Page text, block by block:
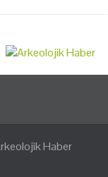
Haber